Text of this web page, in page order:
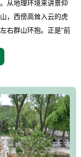
从地理环境来讲景仰
，西傍高耸入云的虎
右群山环抱。正是"前
似闭，层峦叠翠，秋
面隔山而望的正是著
陵区内草木茂盛，灵气
水的宝密形局。十三
归自然的首选墓葬之